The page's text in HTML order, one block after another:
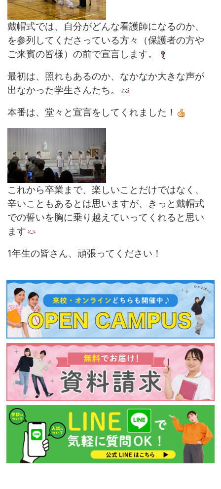
戴帽式では、自分がどんな看護師になるのか、
を参列してくださっている方々（保護者の方や
ご来賓の皆様）の前で宣言します。
最初は、照れもあるのか、なかなか大きな声が
出なかった学生さんたち。
本番は、堂々と宣言をしてくれました！
これから卒業まで、楽しいことだけではなく、
辛いこともあるとは思いますが、きっと戴帽式
での誓いを胸に乗り越えていってくれると思い
ます
1年生の皆さん、頑張ってください！